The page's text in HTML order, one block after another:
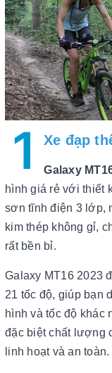
1 Xe đạp
Galaxy
hình giá rẻ với thiết
sơn tĩnh điện 3 lớp,
kim thép không gỉ,
rất bền bỉ.
Galaxy MT16 2023
21 tốc độ, giúp bạn
hình và tốc độ khác
đặc biệt chất lượng
linh hoạt và an toàn.